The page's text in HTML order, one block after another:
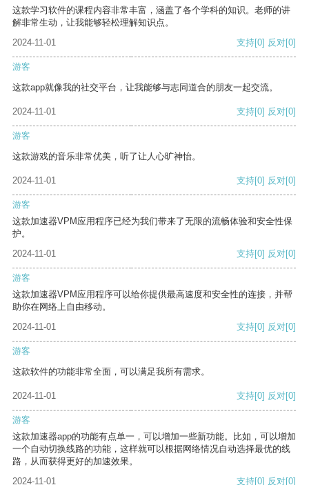
这款学习软件的课程内容非常丰富，涵盖了各个学科的知识。老师的讲
解非常生动，让我能够轻松理解知识点。
2024-11-01
支持[0] 反对[0]
游客
这款app就像我的社交平台，让我能够与志同道合的朋友一起交流。
2024-11-01 支持[0] 反对[0]
游客
这款游戏的音乐非常优美，听了让人心旷神怡。
2024-11-01 支持[0] 反对[0]
游客
这款加速器VPM应用程序已经为我们带来了无限的流畅体验和安全性保
护。
2024-11-01
支持[0] 反对[0]
游客
这款加速器VPM应用程序可以给你提供最高速度和安全性的连接，并帮
助你在网络上自由移动。
2024-11-01
支持[0] 反对[0]
游客
这款软件的功能非常全面，可以满足我所有需求。
2024-11-01 支持[0] 反对[0]
游客
这款加速器app的功能有点单一，可以增加一些新功能。比如，可以增加
一个自动切换线路的功能，这样就可以根据网络情况自动选择最优的线
路，从而获得更好的加速效果。
2024-11-01
支持[0] 反对[0]